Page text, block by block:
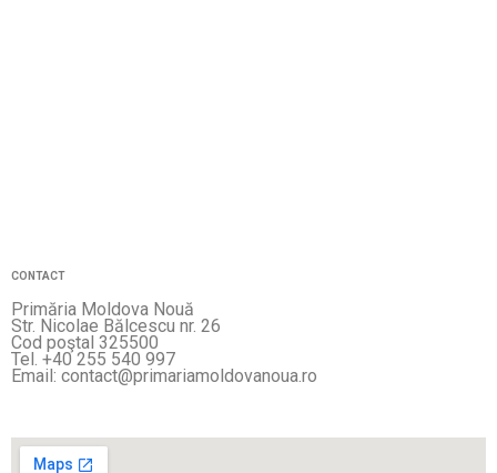
CONTACT
Primăria Moldova Nouă
Str. Nicolae Bălcescu nr. 26
Cod poştal 325500
Tel. +40 255 540 997
Email: contact@primariamoldovanoua.ro